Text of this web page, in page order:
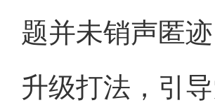
题并未销声匿
升级打法，引